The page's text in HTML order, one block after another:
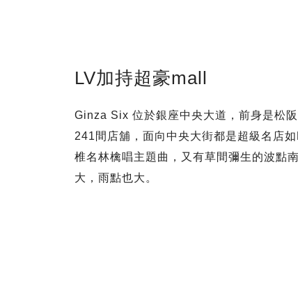
LV加持超豪mall
Ginza Six 位於銀座中央大道，前身是松
241間店舖，面向中央大街都是超級名店
椎名林檎唱主題曲，又有草間彌生的波點
大，雨點也大。